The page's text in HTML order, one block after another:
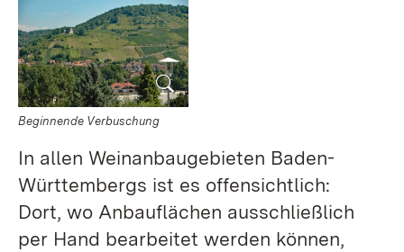
Beginnende Verbuschung
In allen Weinanbaugebieten Baden-
Württembergs ist es offensichtlich:
Dort, wo Anbauflächen ausschließlich
per Hand bearbeitet werden können,